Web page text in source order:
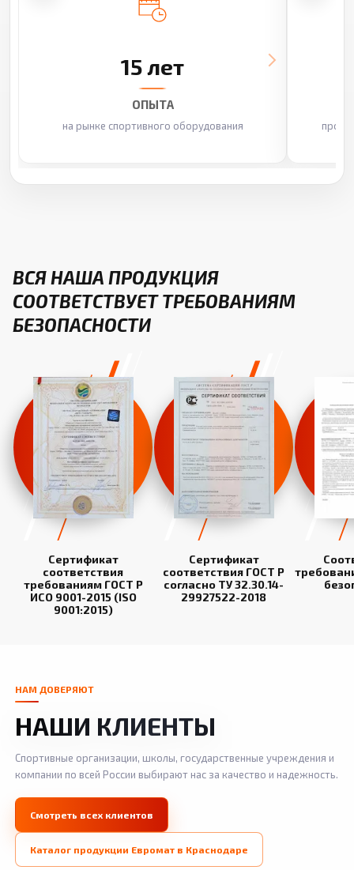
15 лет
ОПЫТА
на рынке спортивного оборудования
ВСЯ НАША ПРОДУКЦИЯ
СООТВЕТСТВУЕТ ТРЕБОВАНИЯМ
БЕЗОПАСНОСТИ
Сертификат
соответствия
требованиям ГОСТ Р
ИСО 9001-2015 (ISO
9001:2015)
Сертификат
соответствия ГОСТ Р
согласно ТУ 32.30.14-
29927522-2018
НАМ ДОВЕРЯЮТ
НАШИ КЛИЕНТЫ
Спортивные организации, школы, государственные учреждения и
компании по всей России выбирают нас за качество и надежность.
Смотреть всех клиентов
Каталог продукции Евромат в Краснодаре